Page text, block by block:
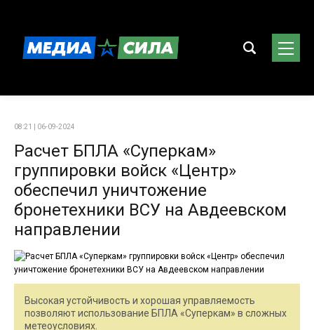
08:21 | 06-09-2024
Расчет БПЛА «Суперкам»
группировки войск «Центр»
обеспечил уничтожение
бронетехники ВСУ на Авдеевском
направлении
Высокая устойчивость и хорошая управляемость
позволяют использование БПЛА «Суперкам» в сложных
метеоусловиях.